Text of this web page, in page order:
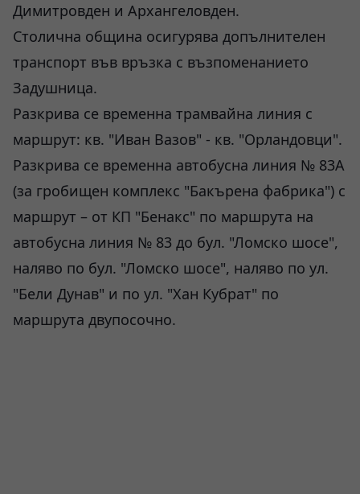
Димитровден и Архангеловден.
Столична община осигурява допълнителен
транспорт във връзка с възпоменанието
Задушница.
Разкрива се временна трамвайна линия с
маршрут: кв. "Иван Вазов" - кв. "Орландовци".
Разкрива се временна автобусна линия № 83А
(за гробищен комплекс "Бакърена фабрика") с
маршрут – от КП "Бенакс" по маршрута на
автобусна линия № 83 до бул. "Ломско шосе",
наляво по бул. "Ломско шосе", наляво по ул.
"Бели Дунав" и по ул. "Хан Кубрат" по
маршрута двупосочно.